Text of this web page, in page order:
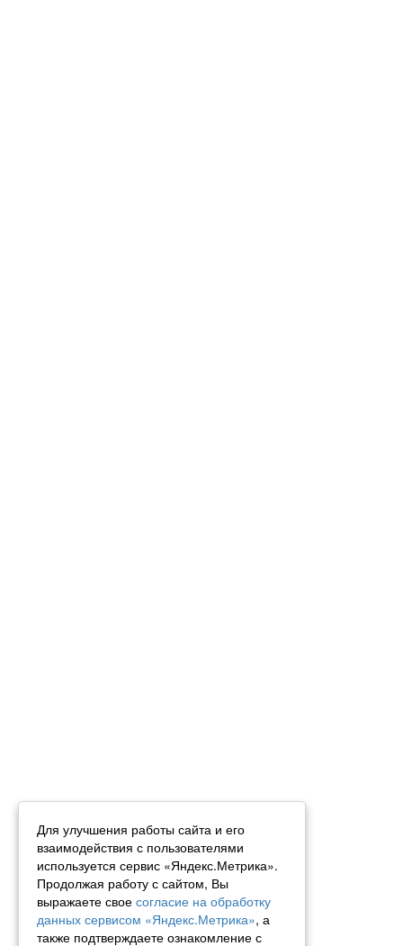
Для улучшения работы сайта и его
взаимодействия с пользователями
используется сервис «Яндекс.Метрика».
Продолжая работу с сайтом, Вы
выражаете свое согласие на обработку
данных сервисом «Яндекс.Метрика», а
также подтверждаете ознакомление с